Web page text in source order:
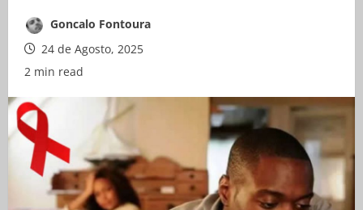
Goncalo Fontoura
24 de Agosto, 2025
2 min read